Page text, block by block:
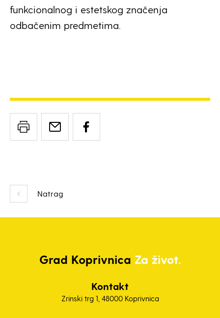
Natrag
funkcionalnog i estetskog značenja
odbačenim predmetima.
Grad Koprivnica Za život.
Kontakt
Zrinski trg 1, 48000 Koprivnica